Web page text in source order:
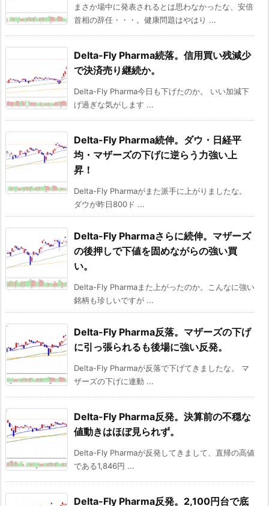
まさか場中に発表されるとは思わなかったな、安倍
首相の辞任・・・。健康問題はやはり ...
Delta-Fly Pharma続落。信用買い残減少
で決済売り継続か。
Delta-Fly Pharma今日も下げたのか。 いい加減下
げ過ぎな気がします ...
Delta-Fly Pharma続伸。ダウ・日経平
均・マザーズの下げに逆らう力強い上
昇！
Delta-Fly Pharmaがまた派手に上がりましたな。
ダウが昨日800ド ...
Delta-Fly Pharmaさらに続伸。マザーズ
の後押しで下値を固めながらの強い買
い。
Delta-Fly Pharmaまた上がったのか。こんなに強い
銘柄も珍しいですが ...
Delta-Fly Pharma反落。マザーズの下げ
に引っ張られるも後場に強い反発。
Delta-Fly Pharmaが反落で下げてきましたな。 マ
ザーズの下げに連動 ...
Delta-Fly Pharma反発。決算前の不穏な
値動きはほぼ見られず。
Delta-Fly Pharmaが反発してきまして、直帰の高値
である1,846円 ...
Delta-Fly Pharma反発。2,100円台で底